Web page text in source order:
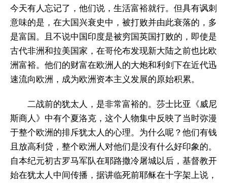
今天有人忘记了，他们说，生活富裕就行。但具有讽刺
意味的是，在大国兴衰史中，被打败并由此衰落的，多
是富国。且不说中国印度是被穷国英国打败的，即使是
古代非洲和拉美国家，在哥伦布发现新大陆之前也比欧
洲富裕。他们的财富在欧洲人的大炮和利剑下在近代迅
速流向欧洲，成为欧洲资本主义发展的原始积累。
二战前的犹太人，是非常富裕的。莎士比亚《威尼
斯商人》中有个夏洛克，这个人物集中反映了当时弥漫
于整个欧洲的排斥犹太人的心理。为什么呢？他们有钱
且放高利贷，整个欧洲人对他们是没有什么好印象的。
自本纪元初古罗马军队在耶路撒冷屠城以后，基督教开
始在犹太人中间传播，据讲临死前耶稣在十字架上说，